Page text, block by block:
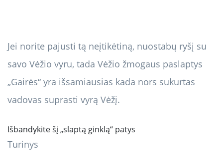
Jei norite pajusti tą neįtikėtiną, nuostabų ryšį su
savo Vėžio vyru, tada Vėžio žmogaus paslaptys
„Gairės“ yra išsamiausias kada nors sukurtas
vadovas suprasti vyrą Vėžį.
Išbandykite šį „slaptą ginklą“ patys
Turinys